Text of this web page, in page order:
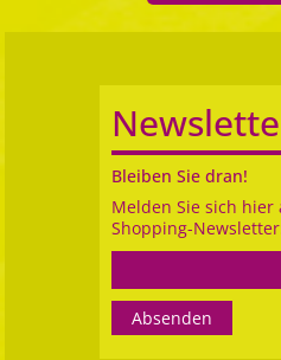
Bleiben Sie dran!
Melden Sie sich hier
Shopping-